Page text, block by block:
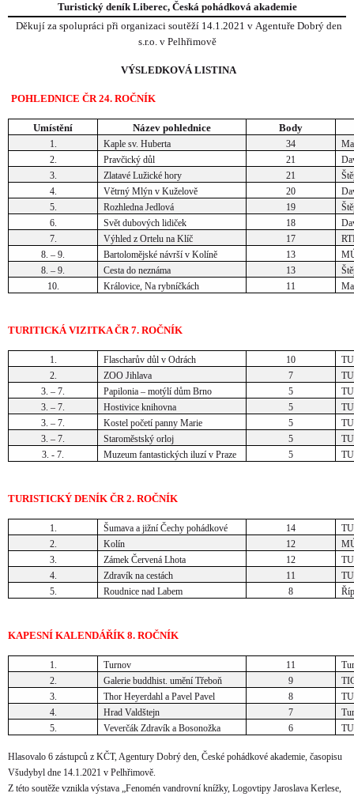
Turistický deník Liberec, Česká pohádková akademie
Děkují za spolupráci při organizaci soutěží 14.1.2021 v Agentuře Dobrý den
s.r.o. v Pelhřimově
VÝSLEDKOVÁ LISTINA
POHLEDNICE ČR 24. ROČNÍK
Umístění Název pohlednice Body
1. Kaple sv. Huberta 34
2.
Pravčický důl 21
3.
Zlatavé Lužické hory 21
4.
Větrný Mlýn v Kuželově 20
5.
Rozhledna Jedlová 19
6.
Svět dubových lidiček 18
7.
Výhled z Ortelu na Klíč 17
8. – 9.
Bartolomějské návrší v Kolíně 13
8. – 9.
Cesta do neznáma 13
10.
Královice, Na rybníčkách 11
TURITICKÁ VIZITKA ČR 7. ROČNÍK
1. Flascharův důl v Odrách 10
2.
ZOO Jihlava 7
3. – 7.
Papilonia – motýlí dům Brno 5
3. – 7.
Hostivice knihovna 5
3. – 7.
Kostel početí panny Marie 5
3. – 7.
Staroměstský orloj 5
3. - 7.
Muzeum fantastických iluzí v Praze 5
TURISTICKÝ DENÍK ČR 2. ROČNÍK
1. Šumava a jižní Čechy pohádkové 14
2.
Kolín 12
3.
Zámek Červená Lhota 12
4.
Zdravík na cestách 11
5.
Roudnice nad Labem 8
KAPESNÍ KALENDÁŘÍK 8. ROČNÍK
1. Turnov 11
2.
Galerie buddhist. umění Třeboň 9
3.
Thor Heyerdahl a Pavel Pavel 8
4.
Hrad Valdštejn 7
5.
Veverčák Zdravík a Bosonožka 6
Hlasovalo 6 zástupců z KČT, Agentury Dobrý den, České pohádkové akademie, časopisu
Všudybyl dne 14.1.2021 v Pelhřimově.
Z této soutěže vznikla výstava „Fenomén vandrovní knížky, Logovtipy Jaroslava Kerlese,